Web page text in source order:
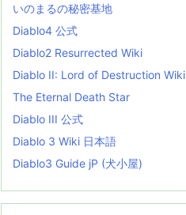
i
s
t
いのまるの秘密基地
Diablo4 公式
Diablo2 Resurrected Wiki
Diablo II: Lord of Destruction Wiki
The Eternal Death Star
Diablo III 公式
Diablo 3 Wiki 日本語
Diablo3 Guide jP (犬小屋)